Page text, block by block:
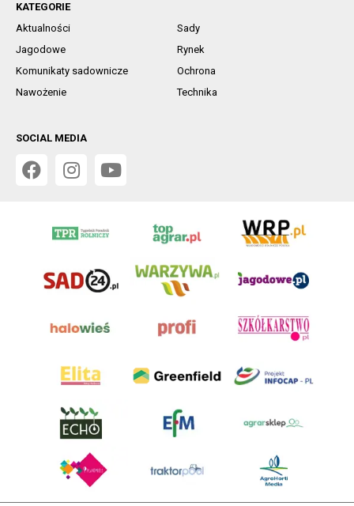
KATEGORIE
Aktualności
Sady
Jagodowe
Rynek
Komunikaty sadownicze
Ochrona
Nawożenie
Technika
SOCIAL MEDIA